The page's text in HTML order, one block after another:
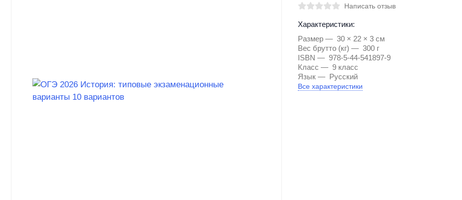
Написать отзыв
Характеристики:
Размер
30 × 22 × 3 см
Вес брутто (кг)
300 г
ISBN
978-5-44-541897-9
Класс
9 класс
Язык
Русский
Все характеристики